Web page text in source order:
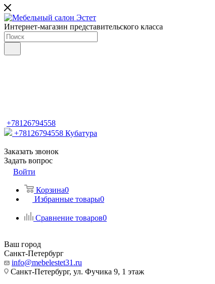
Интернет-магазин представительского класса
+78126794558
+78126794558 Кубатура
Заказать звонок
Задать вопрос
Войти
Корзина0
Избранные товары0
Сравнение товаров0
Ваш город
Санкт-Петербург
info@mebelestet31.ru
Санкт-Петербург, ул. Фучика 9, 1 этаж